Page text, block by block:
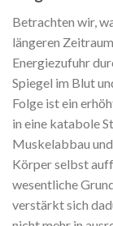
Betrachten wir,
längeren
Energiezufuhr
Spiegel im Blut
Folge ist ein
in eine katabole
Muskelabbau
Körper selbst
wesentliche
verstärkt sich